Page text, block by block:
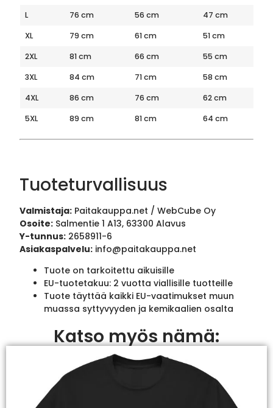
L
76 cm 56 cm
47 cm
XL
79 cm 61 cm
51 cm
2XL
81 cm 66 cm
55 cm
3XL
84 cm 71 cm
58 cm
4XL
86 cm 76 cm
62 cm
5XL
89 cm 81 cm 64 cm
Tuoteturvallisuus
Valmistaja: Paitakauppa.net / WebCube Oy
Osoite: Salmentie 1 A13, 63300 Alavus
Y-tunnus: 2658911-6
Asiakaspalvelu: info@paitakauppa.net
Tuote on tarkoitettu aikuisille
EU-tuotetakuu: 2 vuotta viallisille tuotteille
Tuote täyttää kaikki EU-vaatimukset muun
muassa syttyvyyden ja kemikaalien osalta
Katso myös nämä: